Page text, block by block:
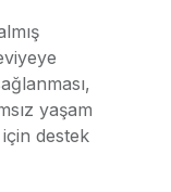
yaşam
destek